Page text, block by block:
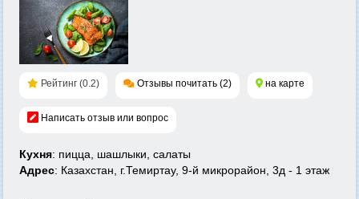
Рейтинг (0.2) Отзывы почитать (2) на карте
Написать отзыв или вопрос
Кухня: пицца, шашлыки, салаты
Адрес: Казахстан, г.Темиртау, 9-й микрорайон, 3д - 1 этаж